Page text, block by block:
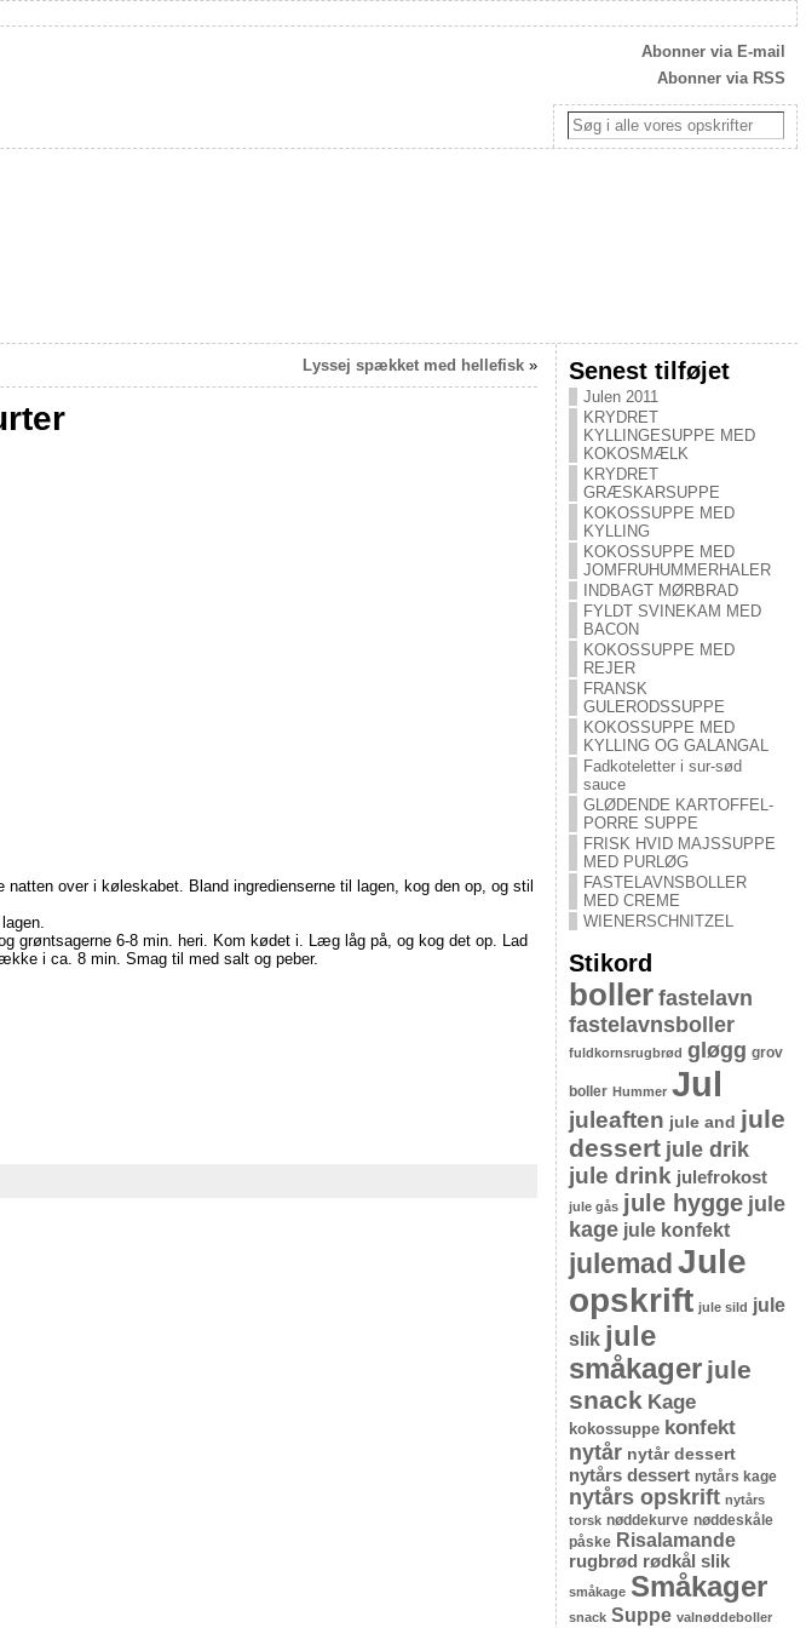
Abonner via E-mail
Abonner via RSS
Lyssej spækket med hellefisk»
over i køleskabet. Bland ingredienserne til lagen, kog den op, og stil
grøntsagerne 6-8 min. heri. Kom kødet i. Læg låg på, og kog det op. Lad
i ca. 8 min. Smag til med salt og peber.
Senest tilføjet
Julen 2011
KRYDRET
KYLLINGESUPPE MED
KOKOSMÆLK
KRYDRET
GRÆSKARSUPPE
KOKOSSUPPE MED
KYLLING
KOKOSSUPPE MED
JOMFRUHUMMERHALER
INDBAGT MØRBRAD
FYLDT SVINEKAM MED
BACON
KOKOSSUPPE MED
REJER
FRANSK
GULERODSSUPPE
KOKOSSUPPE MED
KYLLING OG GALANGAL
Fadkoteletter i sur-sød
sauce
GLØDENDE KARTOFFEL-
PORRE SUPPE
FRISK HVID MAJSSUPPE
MED PURLØG
FASTELAVNSBOLLER
MED CREME
WIENERSCHNITZEL
Stikord
boller fastelavn
fastelavnsboller
fuldkornsrugbrød gløgg grov
boller Hummer Jul
juleaften jule and jule
dessert jule drik
jule drink julefrokost
jule gås jule hygge jule
kage jule konfekt
julemad Jule
opskrift jule sild jule
slik jule
småkager jule
snack Kage
kokossuppe konfekt
nytår nytår dessert
nytårs dessert nytårs kage
nytårs opskrift nytårs
torsk nøddekurve nøddeskåle
påske Risalamande
rugbrød rødkål slik
småkage Småkager
snack Suppe valnøddeboller